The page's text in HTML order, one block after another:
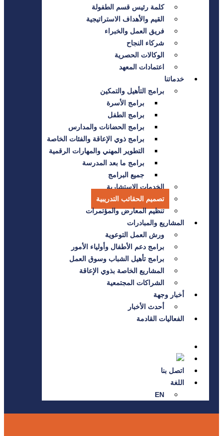
كلمة رئيس قسم الطفولة
القيم والأهداف الاستراتيجية
فريق العمل والخبراء
شركاء النجاح
الوكالات الحصرية
اعتمادات المعهد
خدماتنا
برامج التأهيل والتمكين
برامج الأسرة
برامج الطفل
برامج الحضانات والمدارس
برامج ذوي الإعاقة والفئات الخاصة
التطوير المهني والمهارات الرقمية
برامج ما بعد المدرسة
جميع البرامج
الخدمات الاستشارية
تصميم الحقائب التدريبية
تنظيم المعارض والمؤتمرات
المشاريع والمبادرات
ورش العمل التوعوية
برامج دعم الأطفال وأولياء الأمور
برامج تأهيل الشباب وسوق العمل
المشاريع الخاصة بذوي الإعاقة
الشراكات المجتمعية
أخبار وجهة
أحدث الأخبار
الفعاليات القادمة
اتصل بنا
اللغة
EN